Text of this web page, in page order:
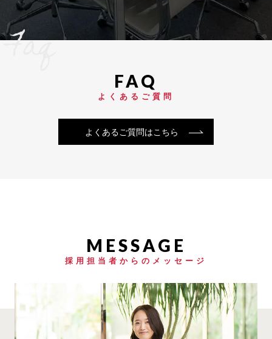
よくあるご質問
Faq
よくあるご質問はこちら
採用担当者からのメッセージ